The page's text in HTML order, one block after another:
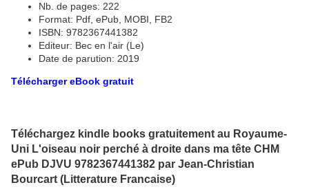
Nb. de pages: 222
Format: Pdf, ePub, MOBI, FB2
ISBN: 9782367441382
Editeur: Bec en l'air (Le)
Date de parution: 2019
Télécharger eBook gratuit
Téléchargez kindle books gratuitement au Royaume-
Uni L'oiseau noir perché à droite dans ma tête CHM
ePub DJVU 9782367441382 par Jean-Christian
Bourcart (Litterature Francaise)